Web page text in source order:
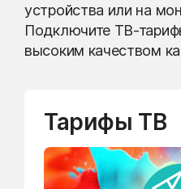
устройства или на
Подключите ТВ-
высоким качеством
Тарифы ТВ